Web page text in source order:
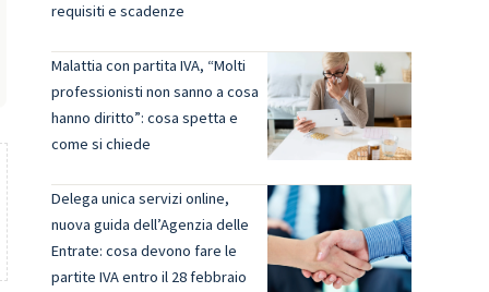
requisiti e scadenze
Malattia con partita IVA, “Molti
professionisti non sanno a cosa
hanno diritto”: cosa spetta e
come si chiede
Delega unica servizi online,
nuova guida dell’Agenzia delle
Entrate: cosa devono fare le
partite IVA entro il 28 febbraio